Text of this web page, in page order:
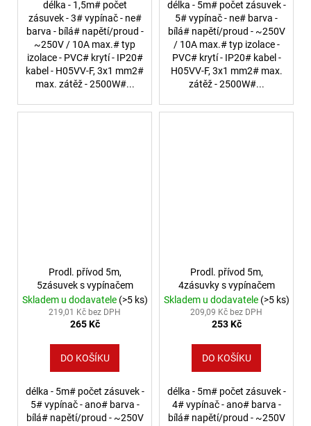
délka - 1,5m# počet
zásuvek - 3# vypínač - ne#
barva - bílá# napětí/proud -
~250V / 10A max.# typ
izolace - PVC# krytí - IP20#
kabel - H05VV-F, 3x1 mm2#
max. zátěž - 2500W#...
délka - 5m# počet zásuvek -
5# vypínač - ne# barva -
bílá# napětí/proud - ~250V
/ 10A max.# typ izolace -
PVC# krytí - IP20# kabel -
H05VV-F, 3x1 mm2# max.
zátěž - 2500W#...
Prodl. přívod 5m,
5zásuvek s vypínačem
Skladem u dodavatele (>5 ks)
219,01 Kč bez DPH
265 Kč
DO KOŠÍKU
délka - 5m# počet zásuvek -
5# vypínač - ano# barva -
bílá# napětí/proud - ~250V
Prodl. přívod 5m,
4zásuvky s vypínačem
Skladem u dodavatele (>5 ks)
209,09 Kč bez DPH
253 Kč
DO KOŠÍKU
délka - 5m# počet zásuvek -
4# vypínač - ano# barva -
bílá# napětí/proud - ~250V